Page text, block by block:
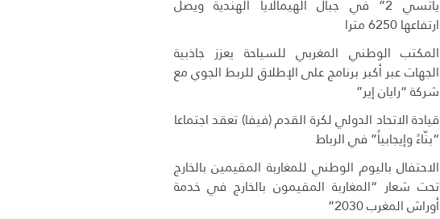
ياتسي 2” في جبال الهيمالايا الهندية ويصل
ارتفاعها 6250 مترا
المكتب الوطني المغربي للسياحة يعزز جاذبية
الجهات عبر أكبر برنامج على الإطلاق للربط الجوي مع
شركة “رايان إير”
قيادة الاتحاد الدولي لكرة القدم (فيفا) تعقد اجتماعا
“بنّاءً وإيجابياً” في الرباط
الاحتفال باليوم الوطني للمغاربة المقيمين بالخارج
تحت شعار “المغاربة المقيمون بالخارج في خدمة
أوراش المغرب 2030”